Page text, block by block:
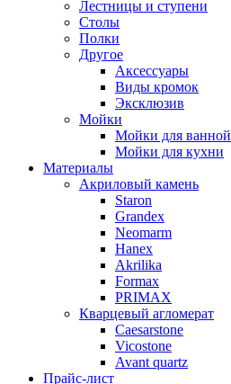
Лестницы и ступени
Столы
Полки
Другое
Аксессуары
Виды кромок
Эксклюзив
Мойки
Мойки для ванной
Мойки для кухни
Материалы
Акриловый камень
Staron
Grandex
Neomarm
Hanex
Akrilika
Formax
PRIMAX
Кварцевый агломерат
Caesarstone
Vicostone
Avant quartz
Прайс-лист